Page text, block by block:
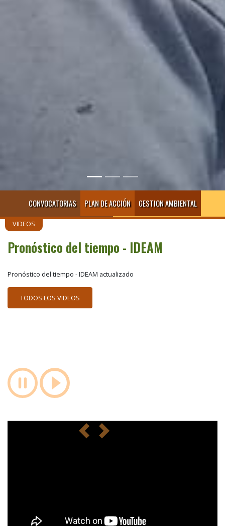
CONVOCATORIAS PLAN DE ACCIÓN GESTION AMBIENTAL
VIDEOS
Pronóstico del tiempo - IDEAM
Pronóstico del tiempo - IDEAM actualizado
TODOS LOS VIDEOS
anterior siguiente